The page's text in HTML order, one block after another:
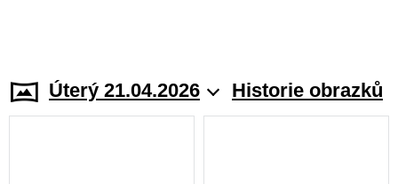
Úterý 21.04.2026 Historie obrazků